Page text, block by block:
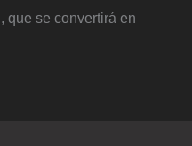
que se convertirá en